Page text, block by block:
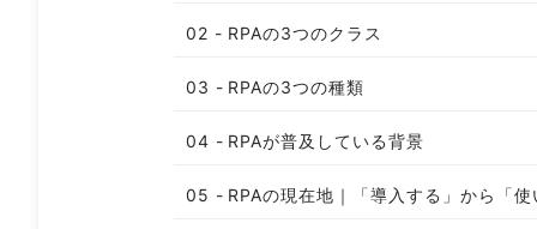
RPAの3つのクラス
RPAの3つの種類
RPAが普及している背景
RPAの現在地｜「導入する」から「